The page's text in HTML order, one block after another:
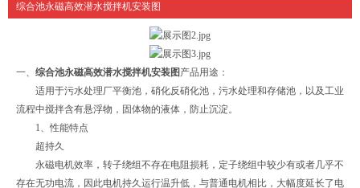
综合池永磁高效潜水搅拌机安装图
一、 综合池永磁高效潜水搅拌机安装图产品用途：
适用于污水处理厂平衡池，硝化反硝化池，污水处理和存储池，以及工业
流程中搅拌含有悬浮物，固体物的液体，防止沉淀。
1、性能特点
超持久
永磁电机效率，转子绕组不存在电阻损耗，定子绕组中较少有或者几乎不
存在无功电流，因此电机持久运行温升低，与普通电机相比，大幅度延长了电